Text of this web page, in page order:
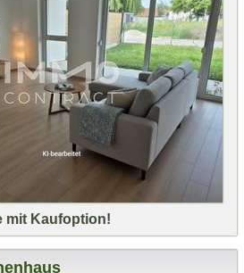
mit Kaufoption!